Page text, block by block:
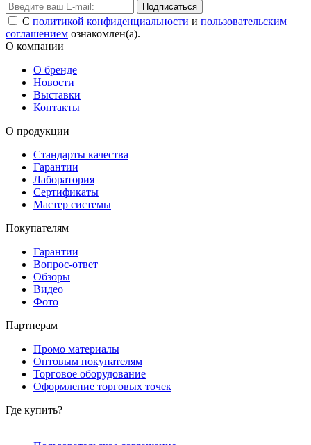
Подписаться
С политикой конфиденциальности и пользовательским
соглашением ознакомлен(а).
О компании
О бренде
Новости
Выставки
Контакты
О продукции
Стандарты качества
Гарантии
Лаборатория
Сертификаты
Мастер системы
Покупателям
Гарантии
Вопрос-ответ
Обзоры
Видео
Фото
Партнерам
Промо материалы
Оптовым покупателям
Торговое оборудование
Оформление торговых точек
Где купить?